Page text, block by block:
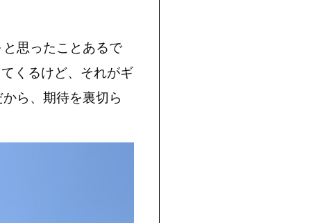
思ったことあるで
くるけど、それがギ
ら、期待を裏切ら